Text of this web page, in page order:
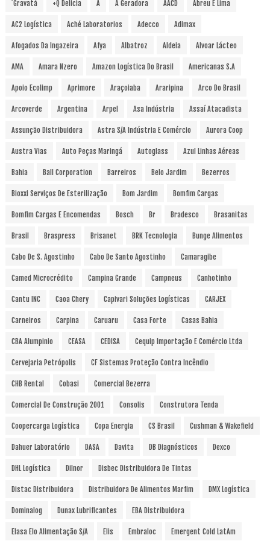
´Gravatá +Q Delicia A A Geradora AACD Abreu E Lima
AC2 Logística Aché Laboratorios Adecco Adimax
Afogados Da Ingazeira Afya Albatroz Aldeia Alvoar Lácteo
AMA Amara Nzero Amazon Logística Do Brasil Americanas S.A
Apoio Ecolimp Aprimore Araçoiaba Araripina Arco Do Brasil
Arcoverde Argentina Arpel Asa Indústria Assaí Atacadista
Assunção Distribuidora Astra S/A Indústria E Comércio Aurora Coop
Austra Vias Auto Peças Maringá Autoglass Azul Linhas Aéreas
Bahia Ball Corporation Barreiros Belo Jardim Bezerros
Bioxxi Serviços De Esterilização Bom Jardim Bomfim Cargas
Bomfim Cargas E Encomendas Bosch Br Bradesco Brasanitas
Brasil Braspress Brisanet BRK Tecnologia Bunge Alimentos
Cabo De S. Agostinho Cabo De Santo Agostinho Camaragibe
Camed Microcrédito Campina Grande Campneus Canhotinho
Cantu INC Caoa Chery Capivari Soluções Logísticas CARJEX
Carneiros Carpina Caruaru Casa Forte Casas Bahia
CBA Alumpinio CEASA CEDISA Cequip Importação E Comércio Ltda
Cervejaria Petrópolis CF Sistemas Proteção Contra Incêndio
CHB Rental Cobasi Comercial Bezerra
Comercial De Construção 2001 Consolis Construtora Tenda
Coopercarga Logística Copa Energia CS Brasil Cushman & Wakefield
Dahuer Laboratório DASA Davita DB Diagnósticos Dexco
DHL Logística Dilnor Disbec Distribuidora De Tintas
Distac Distribuidora Distribuidora De Alimentos Marfim DMX Logística
Dominalog Dunax Lubrificantes EBA Distribuidora
Elasa Elo Alimentação S/A Elis Embraloc Emergent Cold LatAm